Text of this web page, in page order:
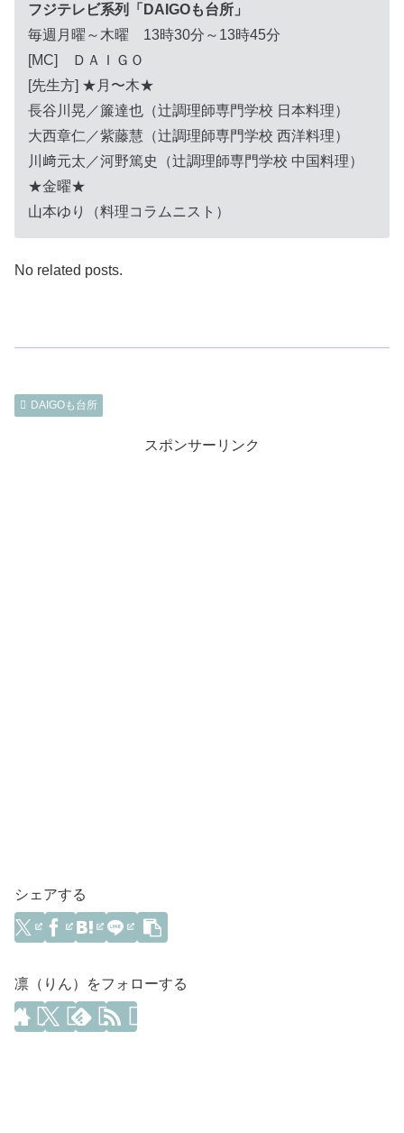
フジテレビ系列「DAIGOも台所」
毎週月曜～木曜 13時30分～13時45分
[MC] ＤＡＩＧＯ
[先生方] ★月〜木★
長谷川晃／簾達也（辻調理師専門学校 日本料理）
大西章仁／紫藤慧（辻調理師専門学校 西洋料理）
川﨑元太／河野篤史（辻調理師専門学校 中国料理）
★金曜★
山本ゆり（料理コラムニスト）
No related posts.
DAIGOも台所
スポンサーリンク
シェアする
凛（りん）をフォローする